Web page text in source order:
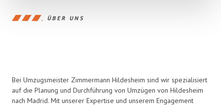
ÜBER UNS
Bei Umzugsmeister Zimmermann Hildesheim sind wir spezialisiert
auf die Planung und Durchführung von Umzügen von Hildesheim
nach Madrid. Mit unserer Expertise und unserem Engagement